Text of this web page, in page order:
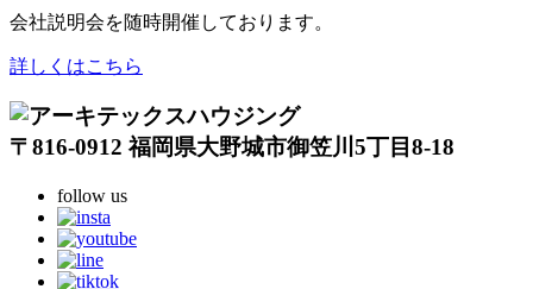
会社説明会を随時開催しております。
詳しくはこちら
〒816-0912 福岡県大野城市御笠川5丁目8-18
follow us